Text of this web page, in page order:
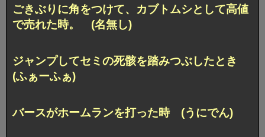
ごきぶりに角をつけて、カブトムシとして高値
で売れた時。 (名無し)
ジャンプしてセミの死骸を踏みつぶしたとき
(ふぁーふぁ)
バースがホームランを打った時 (うにでん)